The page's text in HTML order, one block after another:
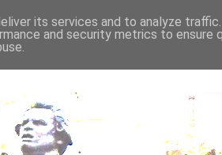
its services and to analyze
and security metrics to ensure